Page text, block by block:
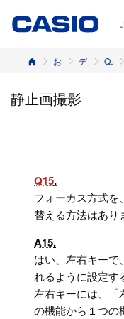
ホーム お客様サポート デジタルカメラ Q&A（よくある質問と答え）
静止画撮影
Q15
フォーカス方式を
替える方法はあり
A15
はい、左右キー
れるように設定す
左右キーには、「
の機能から１つの